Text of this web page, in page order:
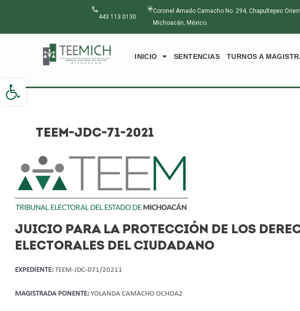
Abrir barra de herramientas
443 113 0130
Coronel Amado Camacho No. 294, Chapultepec
Michoacán, México.
INICIO SENTENCIAS TURNOS A
TEEM-JDC-71-2021
JUICIO PARA LA PROTECCIÓN DE LOS
ELECTORALES DEL CIUDADANO
EXPEDIENTE: TEEM-JDC-071/20211
MAGISTRADA PONENTE: YOLANDA CAMACHO OCHOA2